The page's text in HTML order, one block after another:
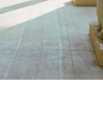
Extra s.r.o.a
Zásadami
s.r.o. bude s
a